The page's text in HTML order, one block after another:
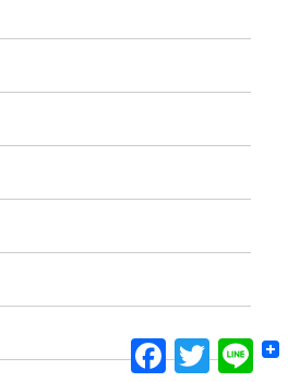
Facebook
Twitter